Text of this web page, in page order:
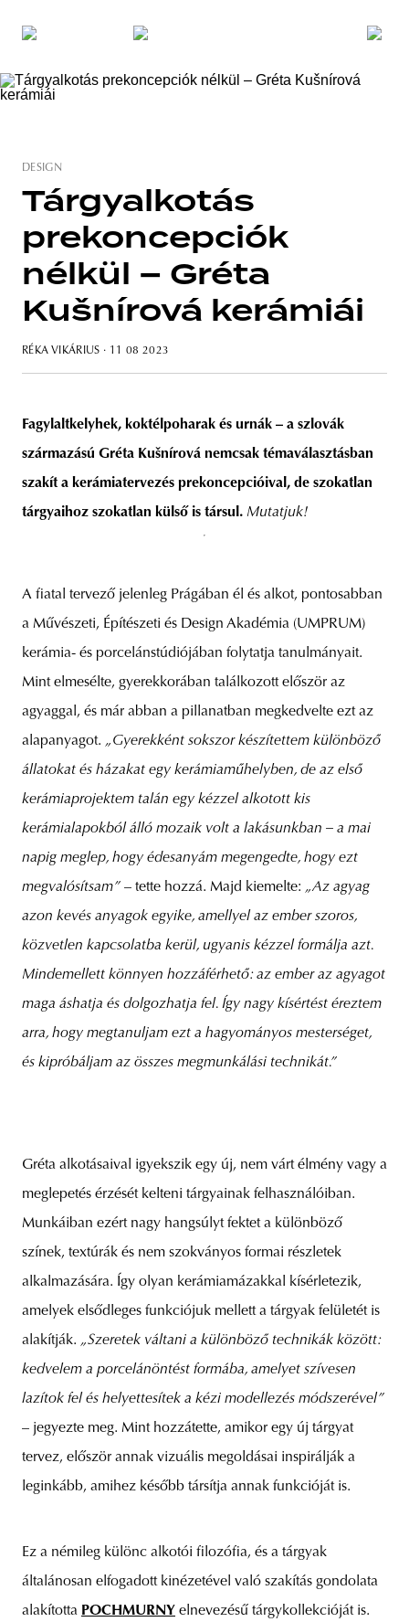
budapest poland branding
DESIGN
Tárgyalkotás
prekoncepciók
nélkül – Gréta
Kušnírová kerámiái
RÉKA VIKÁRIUS · 11 08 2023
Fagylaltkelyhek, koktélpoharak és urnák – a szlovák
származású Gréta Kušnírová nemcsak témaválasztásban
szakít a kerámiatervezés prekoncepcióival, de szokatlan
tárgyaihoz szokatlan külső is társul. Mutatjuk!
A fiatal tervező jelenleg Prágában él és alkot, pontosabban
a Művészeti, Építészeti és Design Akadémia (UMPRUM)
kerámia- és porcelánstúdiójában folytatja tanulmányait.
Mint elmesélte, gyerekkorában találkozott először az
agyaggal, és már abban a pillanatban megkedvelte ezt az
alapanyagot. „Gyerekként sokszor készítettem különböző
állatokat és házakat egy kerámiaműhelyben, de az első
kerámiaprojektem talán egy kézzel alkotott kis
kerámialapokból álló mozaik volt a lakásunkban – a mai
napig meglep, hogy édesanyám megengedte, hogy ezt
megvalósítsam” – tette hozzá. Majd kiemelte: „Az agyag
azon kevés anyagok egyike, amellyel az ember szoros,
közvetlen kapcsolatba kerül, ugyanis kézzel formálja azt.
Mindemellett könnyen hozzáférhető: az ember az agyagot
maga áshatja és dolgozhatja fel. Így nagy kísértést éreztem
arra, hogy megtanuljam ezt a hagyományos mesterséget,
és kipróbáljam az összes megmunkálási technikát.”
Gréta alkotásaival igyekszik egy új, nem várt élmény vagy a
meglepetés érzését kelteni tárgyainak felhasználóiban.
Munkáiban ezért nagy hangsúlyt fektet a különböző
színek, textúrák és nem szokványos formai részletek
alkalmazására. Így olyan kerámiamázakkal kísérletezik,
amelyek elsődleges funkciójuk mellett a tárgyak felületét is
alakítják. „Szeretek váltani a különböző technikák között:
kedvelem a porcelánöntést formába, amelyet szívesen
lazítok fel és helyettesítek a kézi modellezés módszerével”
– jegyezte meg. Mint hozzátette, amikor egy új tárgyat
tervez, először annak vizuális megoldásai inspirálják a
leginkább, amihez később társítja annak funkcióját is.
Ez a némileg különc alkotói filozófia, és a tárgyak
általánosan elfogadott kinézetével való szakítás gondolata
alakította POCHMURNY elnevezésű tárgykollekcióját is.